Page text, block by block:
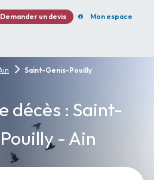
Demander un devis Mon espace
Saint-Genis-Pouilly
décès : Saint-
- Ain